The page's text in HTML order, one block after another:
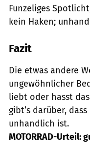
Funzeliges
kein Haken;
Fazit
Die etwas andere
ungewöhnlicher
liebt oder hasst
gibt’s darüber,
unhandlich ist.
MOTORRAD-Urteil: